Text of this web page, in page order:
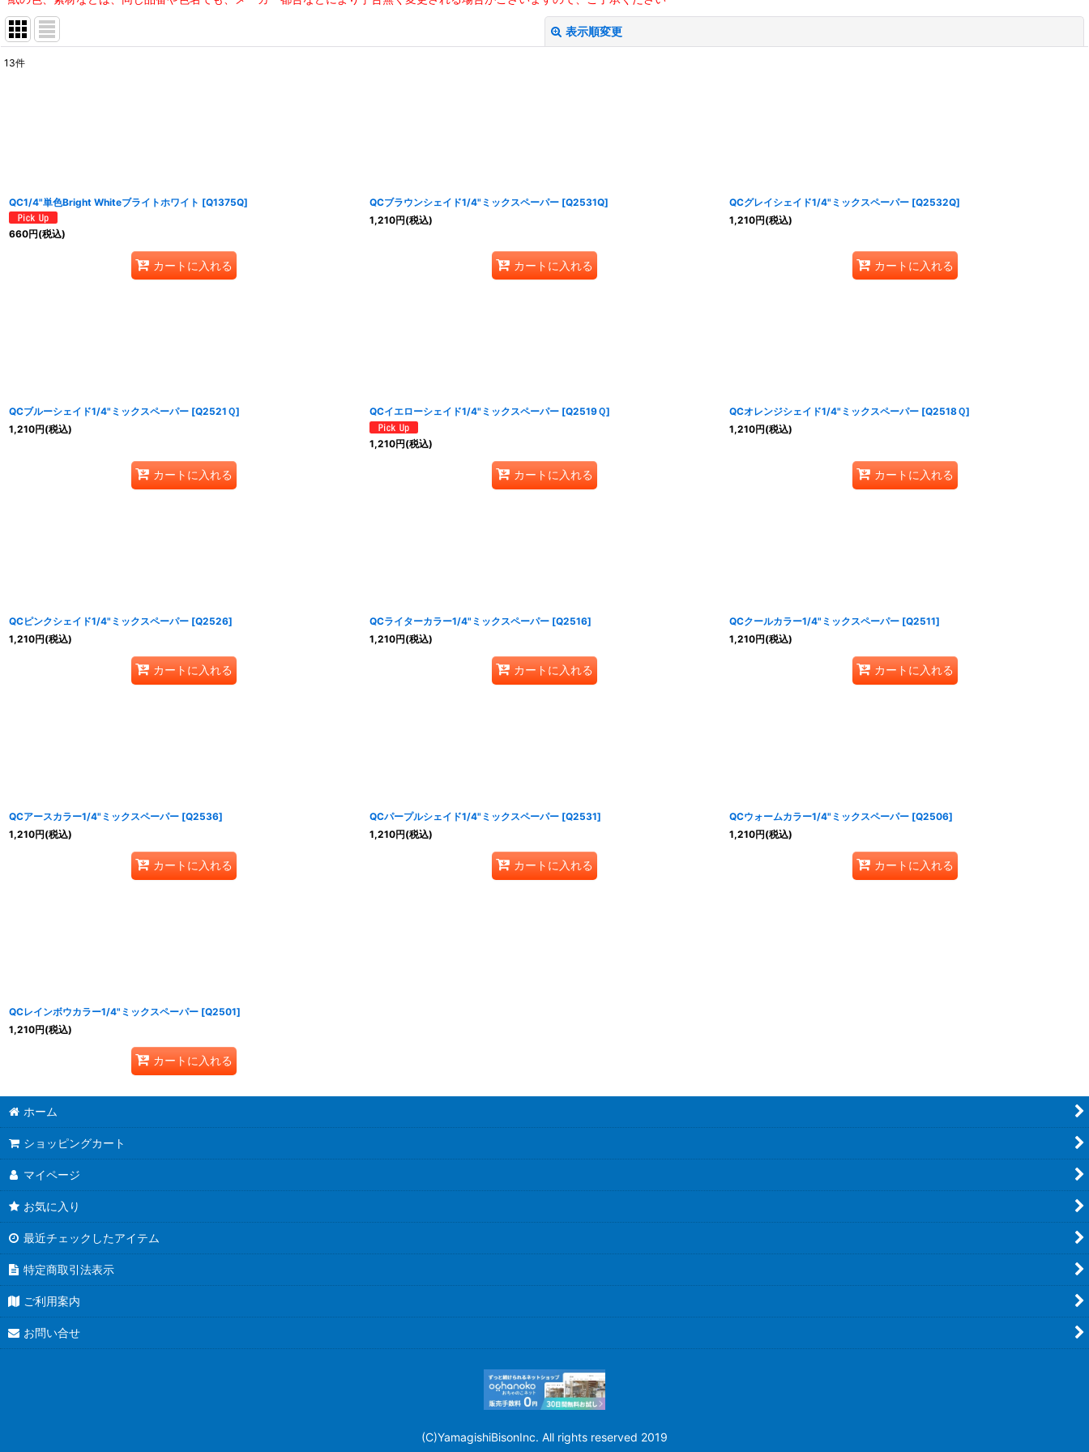
表示順変更
13件
QC1/4"単色Bright Whiteブライトホワイト [Q1375Q]
660円(税込)
カートに入れる
QCブラウンシェイド1/4"ミックスペーパー [Q2531Q]
1,210円(税込)
カートに入れる
QCグレイシェイド1/4"ミックスペーパー [Q2532Q]
1,210円(税込)
カートに入れる
QCブルーシェイド1/4"ミックスペーパー [Q2521Ｑ]
1,210円(税込)
カートに入れる
QCイエローシェイド1/4"ミックスペーパー [Q2519Ｑ]
1,210円(税込)
カートに入れる
QCオレンジシェイド1/4"ミックスペーパー [Q2518Ｑ]
1,210円(税込)
カートに入れる
QCピンクシェイド1/4"ミックスペーパー [Q2526]
1,210円(税込)
カートに入れる
QCライターカラー1/4"ミックスペーパー [Q2516]
1,210円(税込)
カートに入れる
QCクールカラー1/4"ミックスペーパー [Q2511]
1,210円(税込)
カートに入れる
QCアースカラー1/4"ミックスペーパー [Q2536]
1,210円(税込)
カートに入れる
QCパープルシェイド1/4"ミックスペーパー [Q2531]
1,210円(税込)
カートに入れる
QCウォームカラー1/4"ミックスペーパー [Q2506]
1,210円(税込)
カートに入れる
QCレインボウカラー1/4"ミックスペーパー [Q2501]
1,210円(税込)
カートに入れる
ホーム
ショッピングカート
マイページ
お気に入り
最近チェックしたアイテム
特定商取引法表示
ご利用案内
お問い合せ
(C)YamagishiBisonInc. All rights reserved 2019